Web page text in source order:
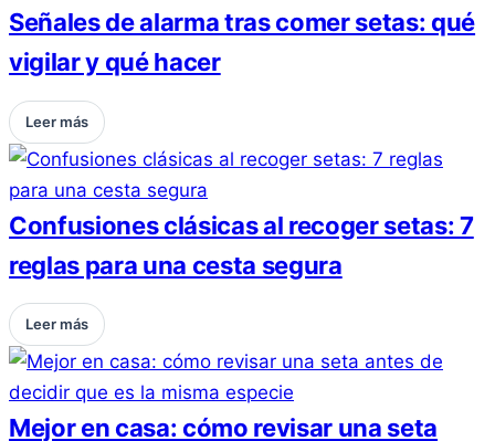
Señales de alarma tras comer setas: qué
vigilar y qué hacer
Leer más
Confusiones clásicas al recoger setas: 7
reglas para una cesta segura
Leer más
Mejor en casa: cómo revisar una seta